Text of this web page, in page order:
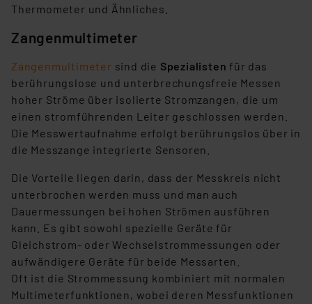
Thermometer und Ähnliches.
Zangenmultimeter
Zangenmultimeter sind die Spezialisten für das
berührungslose und unterbrechungsfreie Messen
hoher Ströme über isolierte Stromzangen, die um
einen stromführenden Leiter geschlossen werden.
Die Messwertaufnahme erfolgt berührungslos über in
die Messzange integrierte Sensoren.
Die Vorteile liegen darin, dass der Messkreis nicht
unterbrochen werden muss und man auch
Dauermessungen bei hohen Strömen ausführen
kann. Es gibt sowohl spezielle Geräte für
Gleichstrom- oder Wechselstrommessungen oder
aufwändigere Geräte für beide Messarten.
Oft ist die Strommessung kombiniert mit normalen
Multimeterfunktionen, wobei deren Messfunktionen